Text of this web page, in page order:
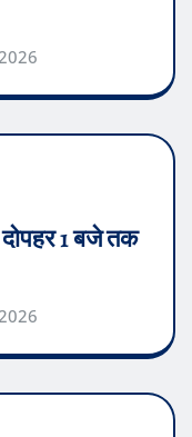
दोपहर 1 बजे तक